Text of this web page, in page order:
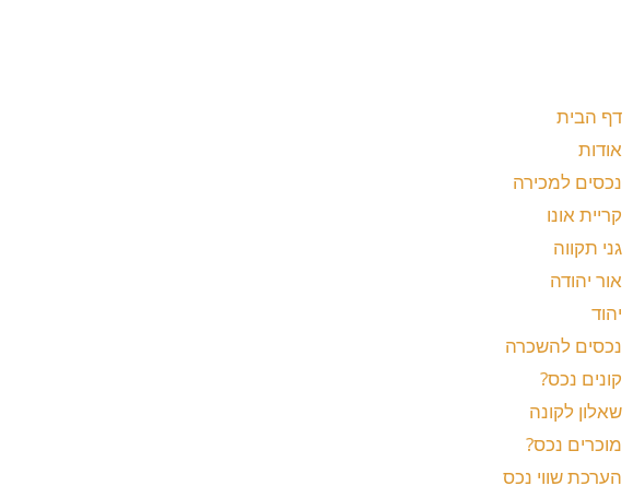
דף הבית
אודות
נכסים למכירה
קריית אונו
גני תקווה
אור יהודה
יהוד
נכסים להשכרה
קונים נכס?
שאלון לקונה
מוכרים נכס?
הערכת שווי נכס